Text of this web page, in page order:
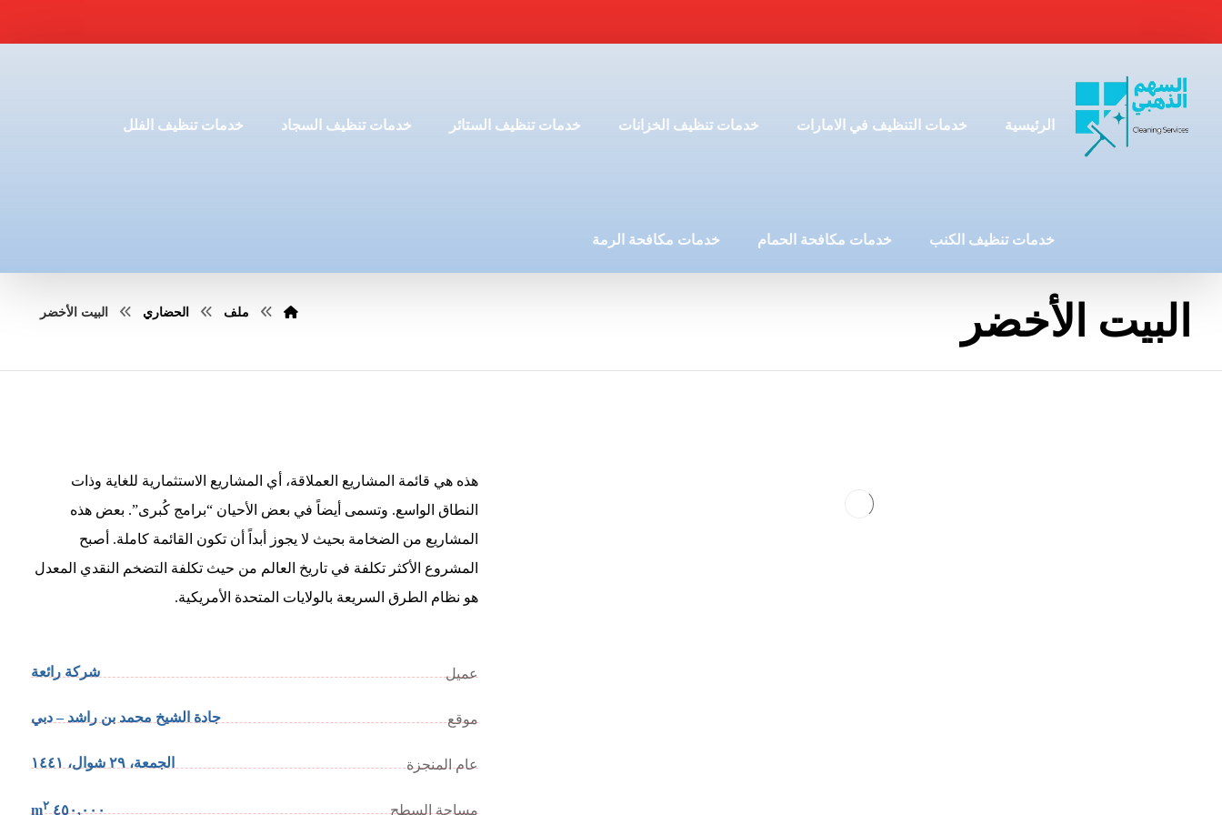
الرئيسية خدمات التنظيف في الامارات خدمات تنظيف الخزانات خدمات تنظيف الستائر خدمات تنظيف السجاد خدمات تنظيف الفلل
خدمات تنظيف الكنب خدمات مكافحة الحمام خدمات مكافحة الرمة
البيت الأخضر ملف الحضاري البيت الأخضر
هذه هي قائمة المشاريع العملاقة، أي المشاريع الاستثمارية للغاية وذات
النطاق الواسع. وتسمى أيضاً في بعض الأحيان “برامج كُبرى”. بعض هذه
المشاريع من الضخامة بحيث لا يجوز أبداً أن تكون القائمة كاملة. أصبح
المشروع الأكثر تكلفة في تاريخ العالم من حيث تكلفة التضخم النقدي المعدل
هو نظام الطرق السريعة بالولايات المتحدة الأمريكية.
عميل شركة رائعة
موقع جادة الشيخ محمد بن راشد – دبي
عام المنجزة الجمعة، ٢٩ شوال، ١٤٤١
مساحة السطح ٤٥٠,٠٠٠ m ٢